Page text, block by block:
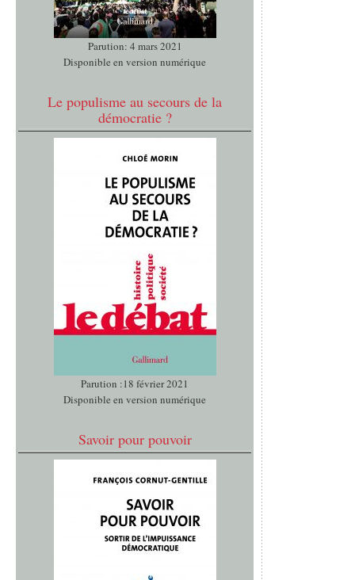
Parution: 4 mars 2021
Disponible en version numérique
Le populisme au secours de la
démocratie ?
Parution :18 février 2021
Disponible en version numérique
Savoir pour pouvoir